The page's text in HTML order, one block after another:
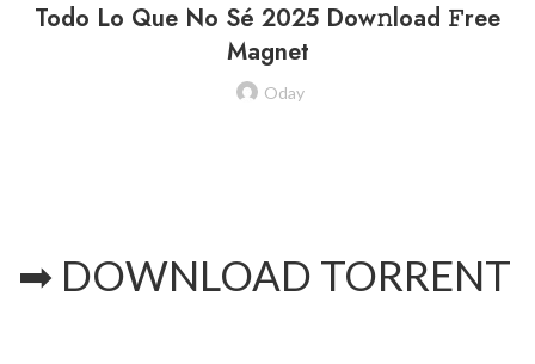
Todo Lo Que No Sé 2025 Dow𝚗load 𝙵ree
Magnet
Oday
➡ DOWNLOAD TORRENT